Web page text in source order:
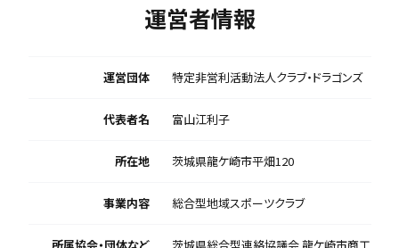
運営者情報
運営団体 特定非営利活動法人クラブ・ドラゴンズ
代表者名 富山江利子
所在地 茨城県龍ケ崎市平畑120
事業内容 総合型地域スポーツクラブ
所属協会・団体など
茨城県総合型連絡協議会 龍ケ崎市商工